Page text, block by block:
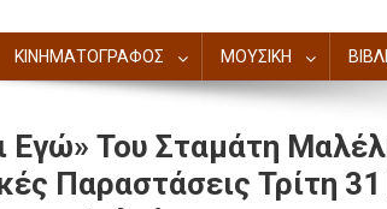
ΚΙΝΗΜΑΤΟΓΡΑΦΟΣ ΜΟΥΣΙΚΗ
Εγώ» Του Σταμάτη
Παραστάσεις Τρίτη 31